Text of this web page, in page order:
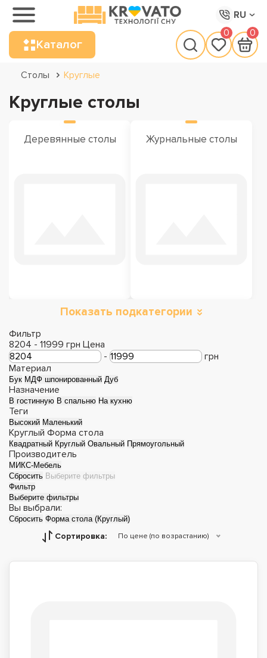
RU
Каталог
0 0
Столы Круглые
Круглые столы
Деревянные столы Журнальные столы
Обеденные столы Раскладные столы
Столы из
эпоксидной смолы
Показать подкатегории
Фильтр
8204 - 11999 грн Цена
-
грн
Материал
Бук МДФ шпонированный Дуб
Назначение
В гостинную В спальню На кухню
Теги
Высокий Маленький
Круглый Форма стола
Квадратный Круглый Овальный Прямоугольный
Производитель
МИКС-Мебель
Сбросить Выберите фильтры
Фильтр
Выберите фильтры
Вы выбрали:
Сбросить Форма стола (Круглый)
Сортировка: По цене (по возрастанию)